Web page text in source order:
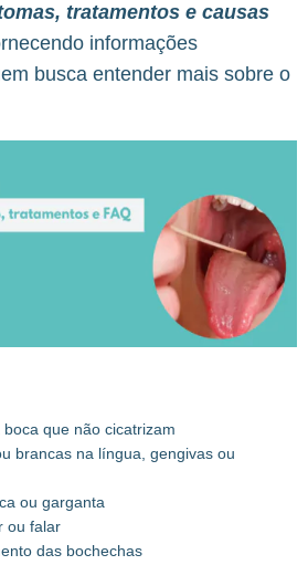
tratamentos e causas
informações
busca entender mais sobre o
que não cicatrizam
brancas na língua, gengivas ou
ou garganta
ou falar
das bochechas